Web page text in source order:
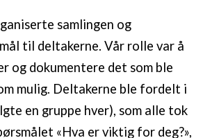
samlingen og
til deltakerne. Vår rolle var å
og dokumentere det som ble
mulig. Deltakerne ble fordelt i
en gruppe hver), som alle tok
«Hva er viktig for deg?»,